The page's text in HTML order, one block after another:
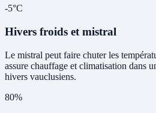
-5°C
Hivers froids et mistral
Le mistral peut faire chuter les
assure chauffage et climatisation dans
hivers vauclusiens.
80%